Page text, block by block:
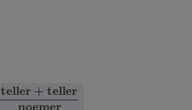
teller + teller
noemer
+ tellernoemer